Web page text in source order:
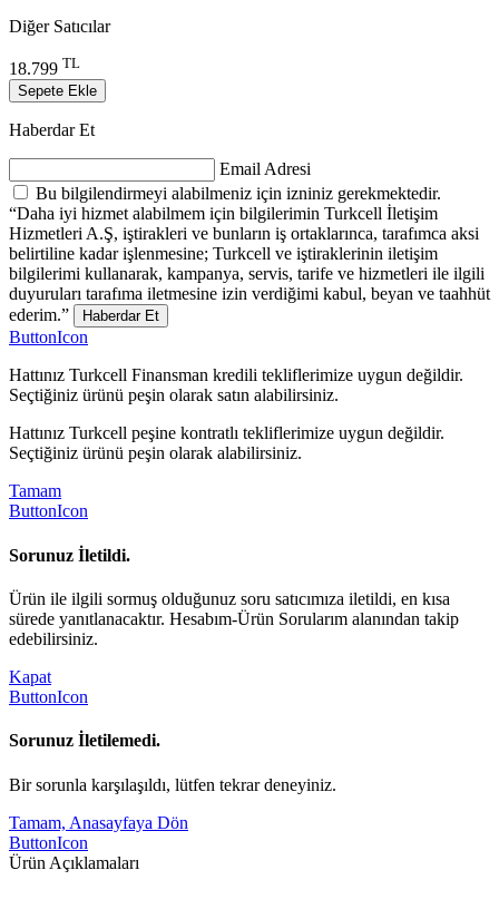
Diğer Satıcılar
18.799 TL
Sepete Ekle
Haberdar Et
Email Adresi
Bu bilgilendirmeyi alabilmeniz için izniniz gerekmektedir.
“Daha iyi hizmet alabilmem için bilgilerimin Turkcell İletişim
Hizmetleri A.Ş, iştirakleri ve bunların iş ortaklarınca, tarafımca aksi
belirtiline kadar işlenmesine; Turkcell ve iştiraklerinin iletişim
bilgilerimi kullanarak, kampanya, servis, tarife ve hizmetleri ile ilgili
duyuruları tarafıma iletmesine izin verdiğimi kabul, beyan ve taahhüt
ederim.”
Haberdar Et
ButtonIcon
Hattınız Turkcell Finansman kredili tekliflerimize uygun değildir.
Seçtiğiniz ürünü peşin olarak satın alabilirsiniz.
Hattınız Turkcell peşine kontratlı tekliflerimize uygun değildir.
Seçtiğiniz ürünü peşin olarak alabilirsiniz.
Tamam
ButtonIcon
Sorunuz İletildi.
Ürün ile ilgili sormuş olduğunuz soru satıcımıza iletildi, en kısa
sürede yanıtlanacaktır. Hesabım-Ürün Sorularım alanından takip
edebilirsiniz.
Kapat
ButtonIcon
Sorunuz İletilemedi.
Bir sorunla karşılaşıldı, lütfen tekrar deneyiniz.
Tamam, Anasayfaya Dön
ButtonIcon
Ürün Açıklamaları